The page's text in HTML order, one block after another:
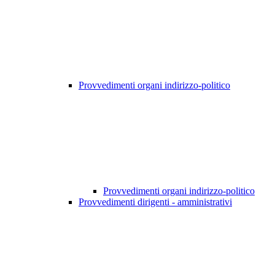
Provvedimenti organi indirizzo-politico
Provvedimenti organi indirizzo-politico
Provvedimenti dirigenti - amministrativi